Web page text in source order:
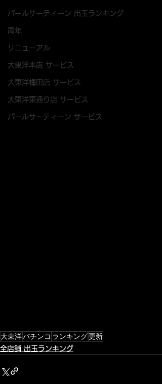
パールサーティーン 出玉ランキング
周年
リニューアル
大東洋本店 サービス
大東洋梅田店 サービス
大東洋東通り店 サービス
パールサーティーン サービス
大東洋パチンコ ランキング更新
全店舗 出玉ランキング